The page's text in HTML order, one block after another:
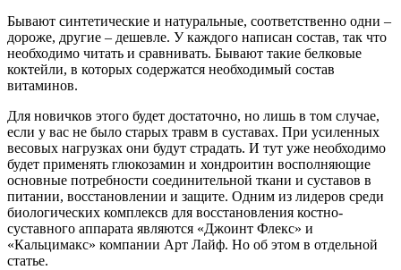
Бывают синтетические и натуральные, соответственно одни –
дороже, другие – дешевле. У каждого написан состав, так что
необходимо читать и сравнивать. Бывают такие белковые
коктейли, в которых содержатся необходимый состав
витаминов.
Для новичков этого будет достаточно, но лишь в том случае,
если у вас не было старых травм в суставах. При усиленных
весовых нагрузках они будут страдать. И тут уже необходимо
будет применять глюкозамин и хондроитин восполняющие
основные потребности соединительной ткани и суставов в
питании, восстановлении и защите. Одним из лидеров среди
биологических комплексв для восстановления костно-
суставного аппарата являются «Джоинт Флекс» и
«Кальцимакс» компании Арт Лайф. Но об этом в отдельной
статье.